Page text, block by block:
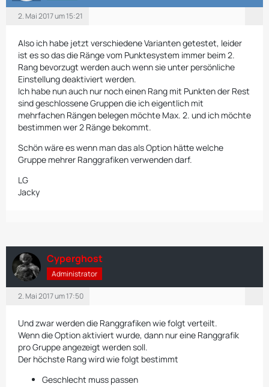
2. Mai 2017 um 15:21
Also ich habe jetzt verschiedene Varianten getestet, leider
ist es so das die Ränge vom Punktesystem immer beim 2.
Rang bevorzugt werden auch wenn sie unter persönliche
Einstellung deaktiviert werden.
Ich habe nun auch nur noch einen Rang mit Punkten der Rest
sind geschlossene Gruppen die ich eigentlich mit
mehrfachen Rängen belegen möchte Max. 2. und ich möchte
bestimmen wer 2 Ränge bekommt.
Schön wäre es wenn man das als Option hätte welche
Gruppe mehrer Ranggrafiken verwenden darf.
LG
Jacky
Cyperghost
Administrator
2. Mai 2017 um 17:50
Und zwar werden die Ranggrafiken wie folgt verteilt.
Wenn die Option aktiviert wurde, dann nur eine Ranggrafik
pro Gruppe angezeigt werden soll.
Der höchste Rang wird wie folgt bestimmt
Geschlecht muss passen